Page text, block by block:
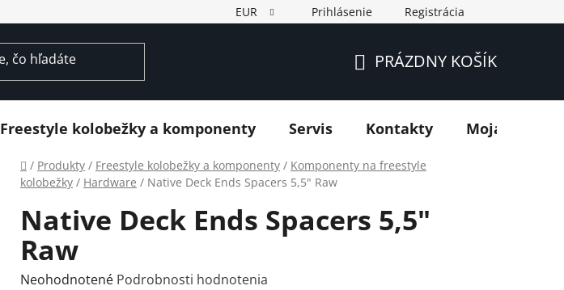
EUR Prihlásenie Registrácia
KOŠÍK
PRÁZDNY KOŠÍK
Freestyle kolobežky a komponenty Servis Kontakty Moja
Domov
/ Produkty / Freestyle kolobežky a komponenty / Komponenty na freestyle
kolobežky / Hardware / Native Deck Ends Spacers 5,5" Raw
Native Deck Ends Spacers 5,5"
Raw
Priemerné
Neohodnotené Podrobnosti hodnotenia